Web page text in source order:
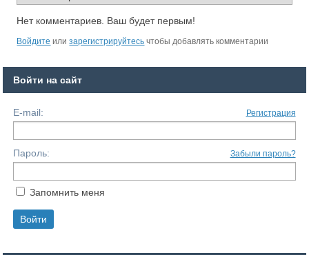
Нет комментариев. Ваш будет первым!
Войдите илизарегистрируйтесь чтобы добавлять комментарии
Войти на сайт
E-mail: Регистрация
Пароль: Забыли пароль?
Запомнить меня